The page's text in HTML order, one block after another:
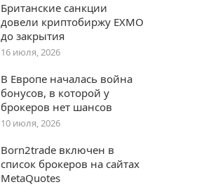
Британские санкции
довели криптобиржу EXMO
до закрытия
16 июля, 2026
В Европе началась война
бонусов, в которой у
брокеров нет шансов
10 июля, 2026
Born2trade включен в
список брокеров на сайтах
MetaQuotes